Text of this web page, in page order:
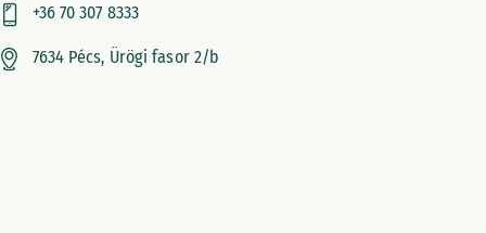
+36 70 307 8333
7634 Pécs, Ürögi fasor 2/b